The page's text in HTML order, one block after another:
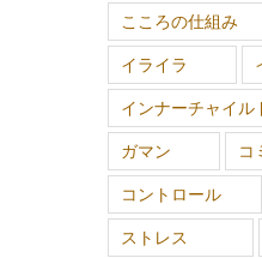
こころの仕組み
イライラ
インナーチャイル
ガマン
コ
コントロール
ストレス